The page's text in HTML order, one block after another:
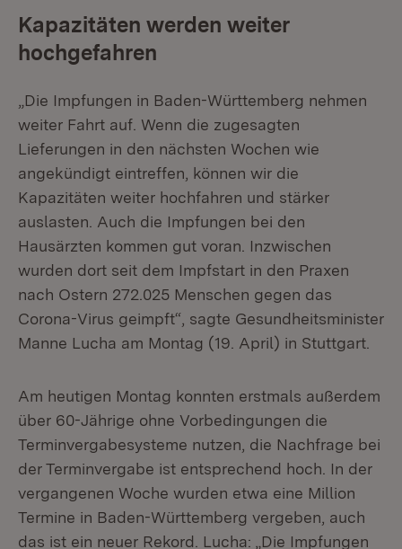
Kapazitäten werden weiter
hochgefahren
„Die Impfungen in Baden-Württemberg nehmen
weiter Fahrt auf. Wenn die zugesagten
Lieferungen in den nächsten Wochen wie
angekündigt eintreffen, können wir die
Kapazitäten weiter hochfahren und stärker
auslasten. Auch die Impfungen bei den
Hausärzten kommen gut voran. Inzwischen
wurden dort seit dem Impfstart in den Praxen
nach Ostern 272.025 Menschen gegen das
Corona-Virus geimpft“, sagte Gesundheitsminister
Manne Lucha am Montag (19. April) in Stuttgart.
Am heutigen Montag konnten erstmals außerdem
über 60-Jährige ohne Vorbedingungen die
Terminvergabesysteme nutzen, die Nachfrage bei
der Terminvergabe ist entsprechend hoch. In der
vergangenen Woche wurden etwa eine Million
Termine in Baden-Württemberg vergeben, auch
das ist ein neuer Rekord. Lucha: „Die Impfungen